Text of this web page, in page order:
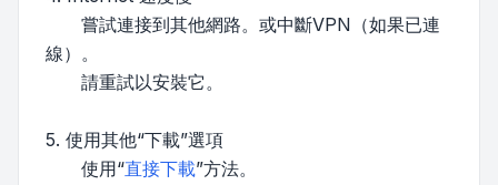
嘗試連接到其他網路。或中斷VPN（如果已連
線）。
請重試以安裝它。
5. 使用其他“下載”選項
使用“直接下載”方法。